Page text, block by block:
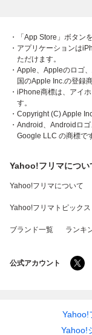
・「App Store」ボタン
・アプリケーションは
ただけます。
・Apple、Appleのロゴ
国のApple Inc.の登録
・iPhone商標は、アイ
す。
・Copyright (C) Apple
・Android、Androidロ
Google LLC の商標で
Yahoo!フリマについ
Yahoo!フリマについて
Yahoo!フリマトピックス
ブランド一覧 ランキ
公式アカウント
Yahoo!
Yahoo!